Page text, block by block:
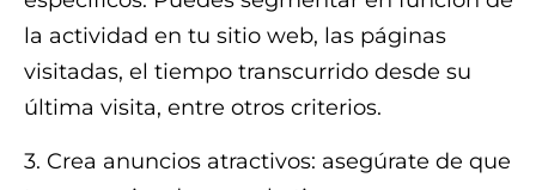
la actividad en tu sitio web, las páginas
visitadas, el tiempo transcurrido desde su
última visita, entre otros criterios.
3. Crea anuncios atractivos: asegúrate de que